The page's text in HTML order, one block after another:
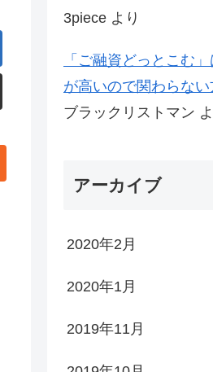
3piece より
「ご融資どっとこむ
が高いので関わらない
ブラックリストマン
アーカイブ
2020年2月
2020年1月
2019年11月